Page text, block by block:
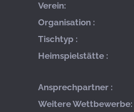
Verein:
Organisation :
Tischtyp :
Heimspielstätte :
Ansprechpartner :
Weitere Wettbewerbe: